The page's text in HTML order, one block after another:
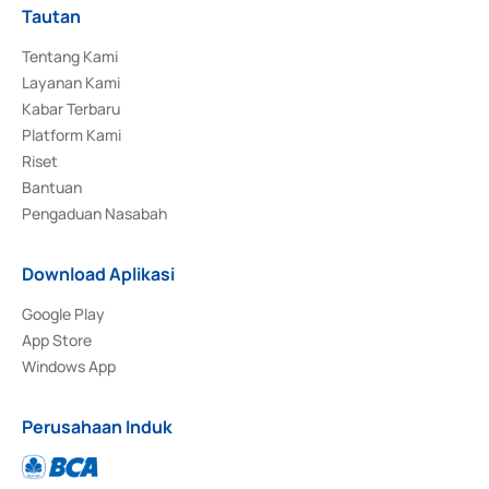
Tautan
Tentang Kami
Layanan Kami
Kabar Terbaru
Platform Kami
Riset
Bantuan
Pengaduan Nasabah
Download Aplikasi
Google Play
App Store
Windows App
Perusahaan Induk